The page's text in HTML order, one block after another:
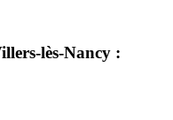
lès-Nancy :